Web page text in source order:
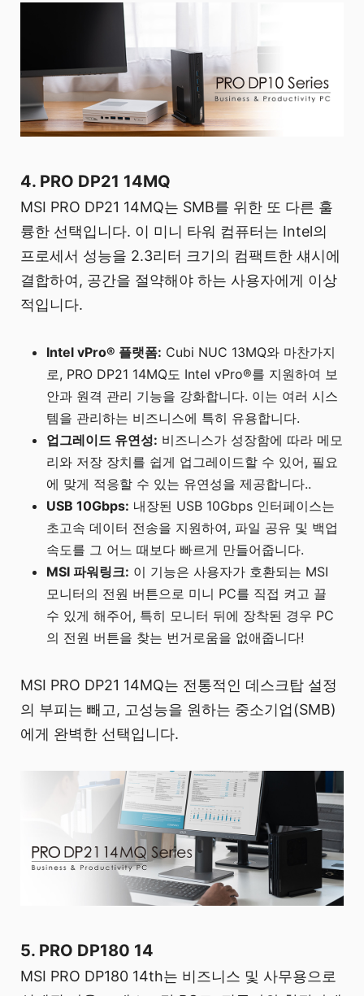
4. PRO DP21 14MQ
MSI PRO DP21 14MQ는 SMB를 위한 또 다른 훌
륭한 선택입니다. 이 미니 타워 컴퓨터는 Intel의
프로세서 성능을 2.3리터 크기의 컴팩트한 섀시에
결합하여, 공간을 절약해야 하는 사용자에게 이상
적입니다.
Intel vPro® 플랫폼: Cubi NUC 13MQ와 마찬가지
로, PRO DP21 14MQ도 Intel vPro®를 지원하여 보
안과 원격 관리 기능을 강화합니다. 이는 여러 시스
템을 관리하는 비즈니스에 특히 유용합니다.
업그레이드 유연성: 비즈니스가 성장함에 따라 메모
리와 저장 장치를 쉽게 업그레이드할 수 있어, 필요
에 맞게 적응할 수 있는 유연성을 제공합니다..
USB 10Gbps: 내장된 USB 10Gbps 인터페이스는
초고속 데이터 전송을 지원하여, 파일 공유 및 백업
속도를 그 어느 때보다 빠르게 만들어줍니다.
MSI 파워링크: 이 기능은 사용자가 호환되는 MSI
모니터의 전원 버튼으로 미니 PC를 직접 켜고 끌
수 있게 해주어, 특히 모니터 뒤에 장착된 경우 PC
의 전원 버튼을 찾는 번거로움을 없애줍니다!
MSI PRO DP21 14MQ는 전통적인 데스크탑 설정
의 부피는 빼고, 고성능을 원하는 중소기업(SMB)
에게 완벽한 선택입니다.
5. PRO DP180 14
MSI PRO DP180 14th는 비즈니스 및 사무용으로